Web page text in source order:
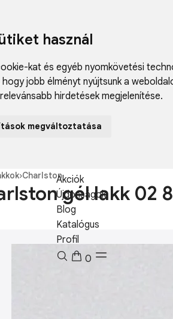
használ
kat és egyéb nyomkövetési
hogy jobb élményt nyújtsunk a
hirdetések megjelenítése.
megváltoztatása
Fodrászcikk
Akciók
Újdonságok
Blog
Katalógus
Profil
0
›Charlston
gél lakk 02